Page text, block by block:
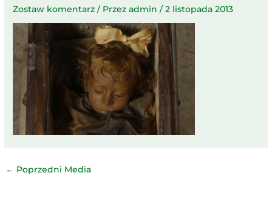
Zostaw komentarz / Przezadmin/2 listopada 2013
← Poprzedni Media